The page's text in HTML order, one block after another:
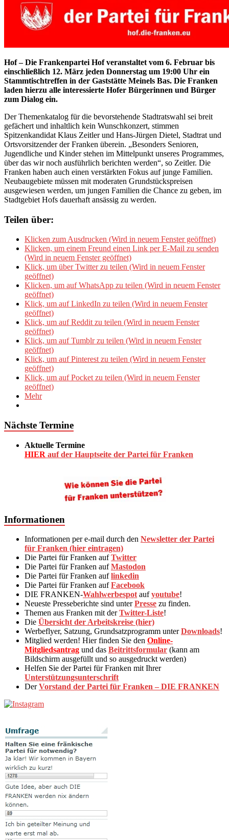
Hof – Die Frankenpartei Hof veranstaltet vom 6. Februar bis
einschließlich 12. März jeden Donnerstag um 19:00 Uhr ein
Stammtischtreffen in der Gaststätte Meinels Bas. Die Franken
laden hierzu alle interessierte Hofer Bürgerinnen und Bürger
zum Dialog ein.
Der Themenkatalog für die bevorstehende Stadtratswahl sei breit
gefächert und inhaltlich kein Wunschkonzert, stimmen
Spitzenkandidat Klaus Zeitler und Hans-Jürgen Dietel, Stadtrat und
Ortsvorsitzender der Franken überein. „Besonders Senioren,
Jugendliche und Kinder stehen im Mittelpunkt unseres Programmes,
über das wir noch ausführlich berichten werden“, so Zeitler. Die
Franken haben auch einen verstärkten Fokus auf junge Familien.
Neubaugebiete müssen mit moderaten Grundstückspreisen
ausgewiesen werden, um jungen Familien die Chance zu geben, im
Stadtgebiet Hofs dauerhaft ansässig zu werden.
Teilen über:
Klicken zum Ausdrucken (Wird in neuem Fenster geöffnet)
Klicken, um einem Freund einen Link per E-Mail zu senden
(Wird in neuem Fenster geöffnet)
Klick, um über Twitter zu teilen (Wird in neuem Fenster
geöffnet)
Klicken, um auf WhatsApp zu teilen (Wird in neuem Fenster
geöffnet)
Klick, um auf LinkedIn zu teilen (Wird in neuem Fenster
geöffnet)
Klick, um auf Reddit zu teilen (Wird in neuem Fenster
geöffnet)
Klick, um auf Tumblr zu teilen (Wird in neuem Fenster
geöffnet)
Klick, um auf Pinterest zu teilen (Wird in neuem Fenster
geöffnet)
Klick, um auf Pocket zu teilen (Wird in neuem Fenster
geöffnet)
Mehr
Nächste Termine
Aktuelle Termine
HIER auf der Hauptseite der Partei für Franken
Informationen
Informationen per e-mail durch den Newsletter der Partei
für Franken (hier eintragen)
Die Partei für Franken aufTwitter
Die Partei für Franken aufMastodon
Die Partei für Franken auflinkedin
Die Partei für Franken aufFacebook
DIE FRANKEN-Wahlwerbespot aufyoutube!
Neueste Presseberichte sind unterPresse zu finden.
Themen aus Franken mit derTwitter-Liste!
Die Übersicht der Arbeitskreise (hier)
Werbeflyer, Satzung, Grundsatzprogramm unterDownloads!
Mitglied werden! Hier finden Sie den Online-
Mitgliedsantrag und das Beitrittsformular (kann am
Bildschirm ausgefüllt und so ausgedruckt werden)
Helfen Sie der Partei für Franken mit Ihrer
Unterstützungsunterschrift
DerVorstand der Partei für Franken – DIE FRANKEN